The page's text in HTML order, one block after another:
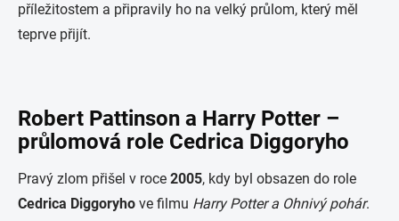
příležitostem a připravily ho na velký průlom, který měl
teprve přijít.
Robert Pattinson a Harry Potter –
průlomová role Cedrica Diggoryho
Pravý zlom přišel v roce 2005, kdy byl obsazen do role
Cedrica Diggoryho ve filmu Harry Potter a Ohnivý pohár.